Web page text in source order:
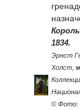
1834.
Эрнст
Холст,
© Фото: